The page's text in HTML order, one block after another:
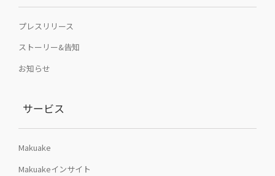
プレスリリース
ストーリー&告知
お知らせ
サービス
Makuake
Makuakeインサイト